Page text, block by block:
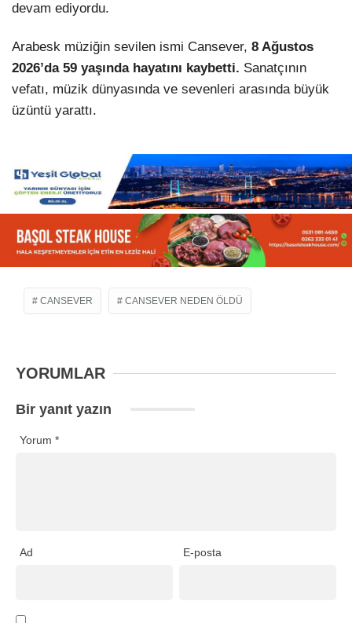
devam ediyordu.
Arabesk müziğin sevilen ismi Cansever, 8 Ağustos
2026’da 59 yaşında hayatını kaybetti. Sanatçının
vefatı, müzik dünyasında ve sevenleri arasında büyük
üzüntü yarattı.
CANSEVER CANSEVER NEDEN ÖLDÜ
YORUMLAR
Bir yanıt yazın
Yorum *
Ad E-posta